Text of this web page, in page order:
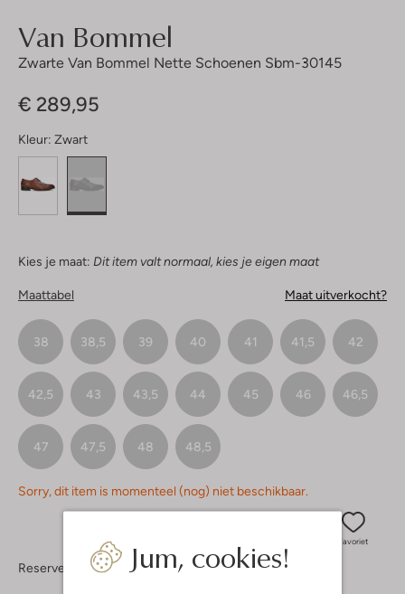
Jum, cookies!
Van Bommel
Zwarte Van Bommel Nette Schoenen Sbm-30145
€ 289,95
Kleur: Zwart
Kies je maat: Dit item valt normaal, kies je eigen maat
Maattabel Maat uitverkocht?
38 38,5 39 40 41 41,5 42
42,5 43 43,5 44 45 46 46,5
47 47,5 48 48,5
Sorry, dit item is momenteel (nog) niet beschikbaar.
Favoriet
Reserveer direct in een van onze 37 boutiques